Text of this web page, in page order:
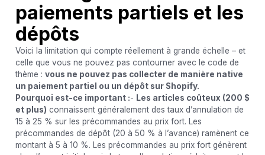
paiements partiels et les
dépôts
Voici la limitation qui compte réellement à grande échelle – et
celle que vous ne pouvez pas contourner avec le code de
thème : vous ne pouvez pas collecter de manière native
un paiement partiel ou un dépôt sur Shopify.
Pourquoi est-ce important :- Les articles coûteux (200 $
et plus) connaissent généralement des taux d’annulation de
15 à 25 % sur les précommandes au prix fort. Les
précommandes de dépôt (20 à 50 % à l’avance) ramènent ce
montant à 5 à 10 %. Les précommandes au prix fort génèrent